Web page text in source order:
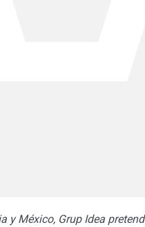
y México, Grup Idea